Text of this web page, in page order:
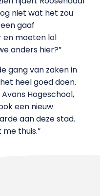
niet wat het zou
gaaf
en moeten lol
anders hier?”
gang van zaken in
heel goed doen.
Hogeschool,
een nieuw
aan deze stad.
thuis.”